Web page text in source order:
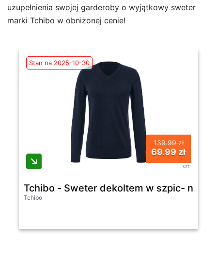
uzupełnienia swojej garderoby o wyjątkowy sweter
marki Tchibo w obniżonej cenie!
Stan na 2025-10-30
139.99 zł
69.99 zł
szt
Tchibo - Sweter dekoltem w szpic-
Tchibo